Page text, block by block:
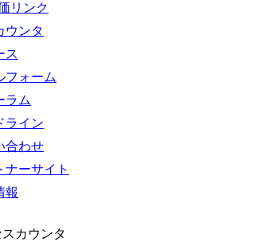
リンク
ウンタ
ス
フォーム
ラム
ライン
合わせ
ナーサイト
報
カウンタ